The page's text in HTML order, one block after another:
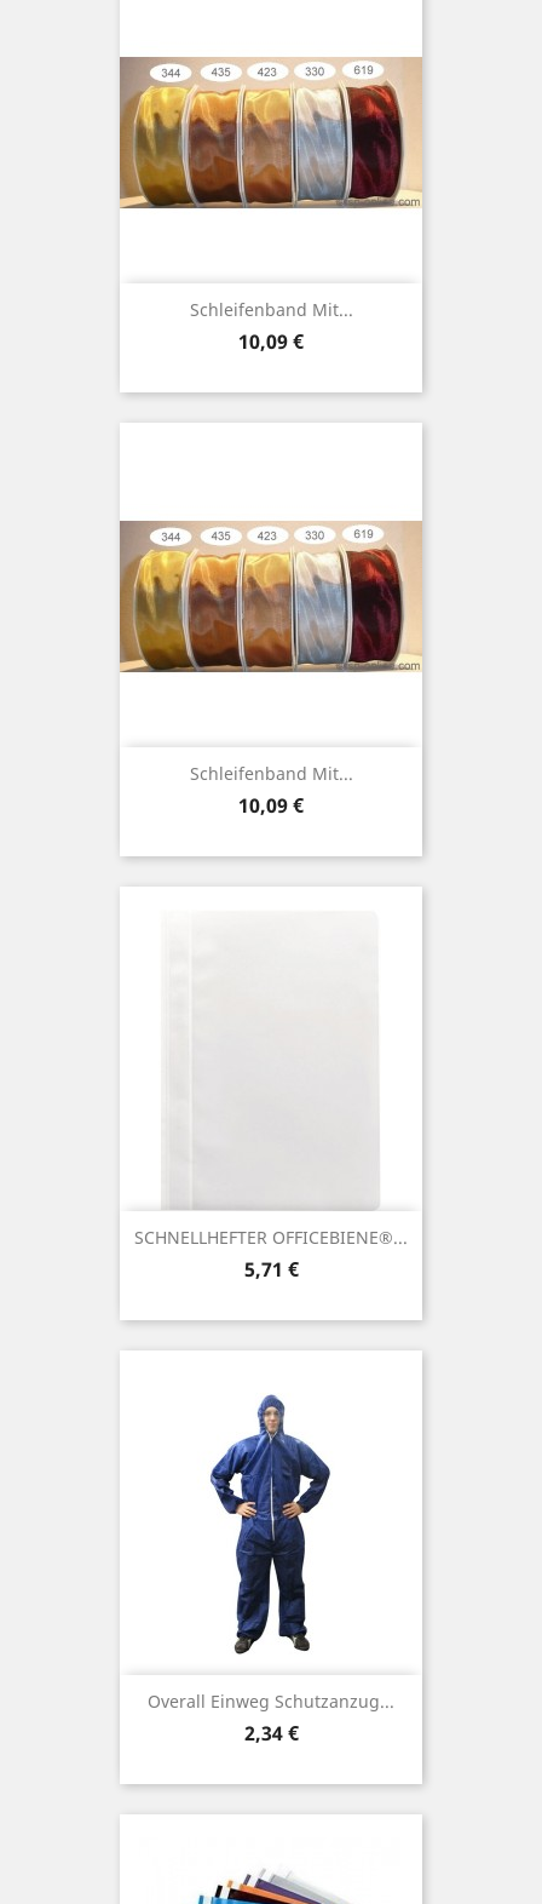
Schleifenband Mit...
Preis
10,09 €
Schleifenband Mit...
Preis
10,09 €
SCHNELLHEFTER OFFICEBIENE®...
Preis
5,71 €
Overall Einweg Schutzanzug...
Preis
2,34 €